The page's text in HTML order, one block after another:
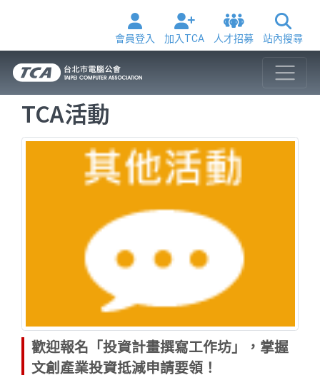
會員登入 加入TCA 人才招募 站內搜尋
TCA活動
歡迎報名「投資計畫撰寫工作坊」，掌握
文創產業投資抵減申請要領！